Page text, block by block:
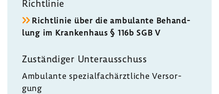
Richt­linie
Richt­linie über die ambu­lante Behand­
lung im Kran­ken­haus § 116b SGB V
Zustän­diger Unter­aus­schuss
Ambu­lante spezi­al­fach­ärzt­liche Versor­
gung